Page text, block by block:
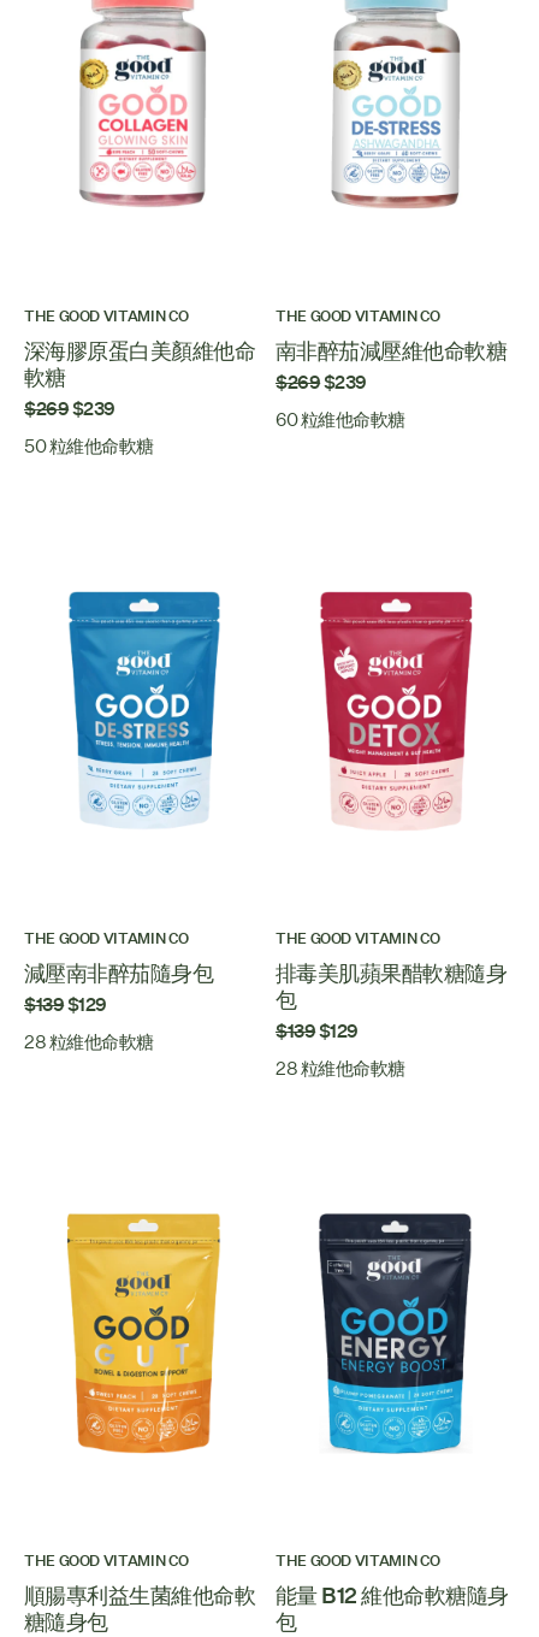
THE GOOD VITAMIN CO
深海膠原蛋白美顏維他命
軟糖
$269$239
50 粒維他命軟糖
THE GOOD VITAMIN CO
南非醉茄減壓維他命軟糖
$269$239
60 粒維他命軟糖
THE GOOD VITAMIN CO
減壓南非醉茄隨身包
$139$129
28 粒維他命軟糖
THE GOOD VITAMIN CO
排毒美肌蘋果醋軟糖隨身
包
$139$129
28 粒維他命軟糖
THE GOOD VITAMIN CO
順腸專利益生菌維他命軟
糖隨身包
THE GOOD VITAMIN CO
能量 B12 維他命軟糖隨身
包